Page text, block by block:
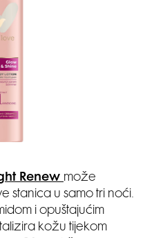
Renew može
stanica u samo tri noći.
i opuštajućim
kožu tijekom